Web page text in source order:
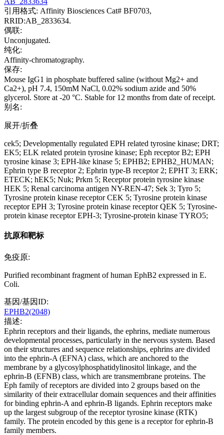
引用格式: Affinity Biosciences Cat# BF0703,
RRID:AB_2833634.
偶联:
Unconjugated.
纯化:
Affinity-chromatography.
保存:
Mouse IgG1 in phosphate buffered saline (without Mg2+ and
Ca2+), pH 7.4, 150mM NaCl, 0.02% sodium azide and 50%
glycerol. Store at -20 °C. Stable for 12 months from date of receipt.
别名:
展开/折叠
cek5; Developmentally regulated EPH related tyrosine kinase; DRT;
EK5; ELK related protein tyrosine kinase; Eph receptor B2; EPH
tyrosine kinase 3; EPH-like kinase 5; EPHB2; EPHB2_HUMAN;
Ephrin type B receptor 2; Ephrin type-B receptor 2; EPHT 3; ERK;
ETECK; hEK5; Nuk; Prkm 5; Receptor protein tyrosine kinase
HEK 5; Renal carcinoma antigen NY-REN-47; Sek 3; Tyro 5;
Tyrosine protein kinase receptor CEK 5; Tyrosine protein kinase
receptor EPH 3; Tyrosine protein kinase receptor QEK 5; Tyrosine-
protein kinase receptor EPH-3; Tyrosine-protein kinase TYRO5;
抗原和靶标
免疫原:
Purified recombinant fragment of human EphB2 expressed in E.
Coli.
基因/基因ID:
EPHB2(2048)
描述:
Ephrin receptors and their ligands, the ephrins, mediate numerous
developmental processes, particularly in the nervous system. Based
on their structures and sequence relationships, ephrins are divided
into the ephrin-A (EFNA) class, which are anchored to the
membrane by a glycosylphosphatidylinositol linkage, and the
ephrin-B (EFNB) class, which are transmembrane proteins. The
Eph family of receptors are divided into 2 groups based on the
similarity of their extracellular domain sequences and their affinities
for binding ephrin-A and ephrin-B ligands. Ephrin receptors make
up the largest subgroup of the receptor tyrosine kinase (RTK)
family. The protein encoded by this gene is a receptor for ephrin-B
family members.